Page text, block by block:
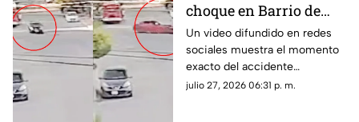
choque en Barrio de
Londres donde murió
una mujer | VIDEO
Un video difundido en redes
sociales muestra el momento
exacto del accidente
registrado en la colonia Barrio
julio 27, 2026 06:31 p. m.